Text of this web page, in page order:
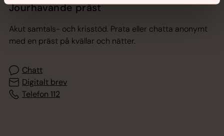
Jourhavande präst
Akut samtals- och krisstöd. Prata eller chatta anonymt
med en präst på kvällar och nätter.
Chatt
Digitalt brev
Telefon 112